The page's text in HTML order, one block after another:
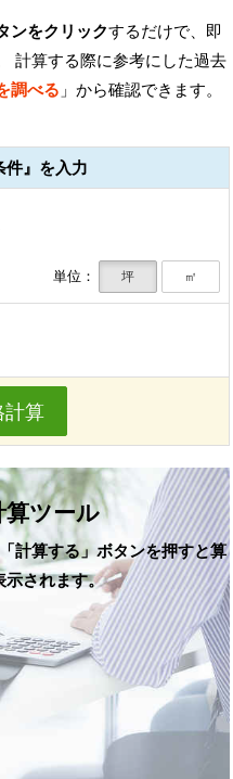
ンをクリックするだけで、即
計算する際に参考にした過去
調べる 」から確認できます。
件』を入力
単位： 坪 ㎡
計算
算ツール
計算する」ボタンを押すと算
示されます。